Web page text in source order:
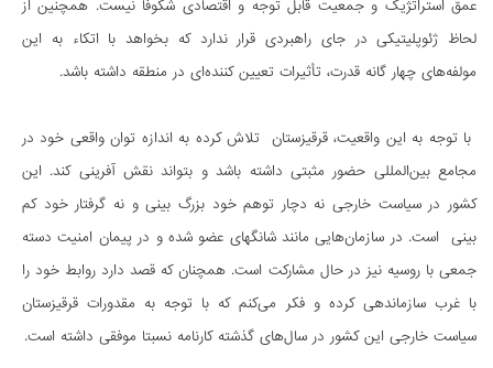
عمق استراتژیک و جمعیت قابل توجه و اقتصادی شکوفا نیست. همچنین از
لحاظ ژئوپلیتیکی در جای راهبردی قرار ندارد که بخواهد با اتکاء به این
مولفه‌های چهار گانه قدرت، تأثیرات تعیین کننده‌ای در منطقه داشته باشد.
با توجه به این واقعیت، قرقیزستان تلاش کرده به اندازه توان واقعی خود در
مجامع بین‌المللی حضور مثبتی داشته باشد و بتواند نقش آفرینی کند. این
کشور در سیاست خارجی نه دچار توهم خود بزرگ بینی و نه گرفتار خود کم
بینی است. در سازمان‌هایی مانند شانگهای عضو شده و در پیمان امنیت دسته
جمعی با روسیه نیز در حال مشارکت است. همچنان که قصد دارد روابط خود را
با غرب سازماندهی کرده و فکر می‌کنم که با توجه به مقدورات قرقیزستان
سیاست خارجی این کشور در سال‌های گذشته کارنامه نسبتا موفقی داشته است.